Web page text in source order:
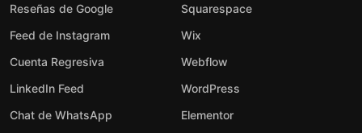
Reseñas de Google
Feed de Instagram
Cuenta Regresiva
LinkedIn Feed
Chat de WhatsApp
Squarespace
Wix
Webflow
WordPress
Elementor